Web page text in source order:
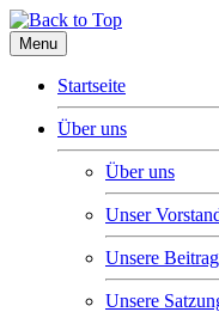
Menu
Startseite
Über uns
Über uns
Unser
Unsere
Unsere